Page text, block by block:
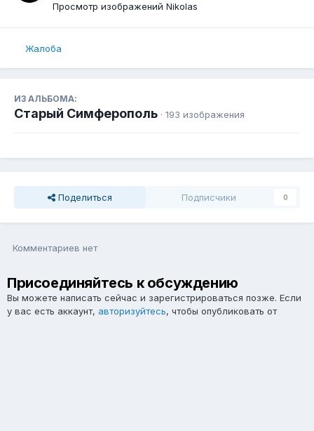
Просмотр изображений Nikolas
Жалоба
ИЗ АЛЬБОМА:
Старый Симферополь · 193 изображения
Поделиться Подписчики 0
Комментариев нет
Присоединяйтесь к обсуждению
Вы можете написать сейчас и зарегистрироваться позже. Если
у вас есть аккаунт, авторизуйтесь, чтобы опубликовать от